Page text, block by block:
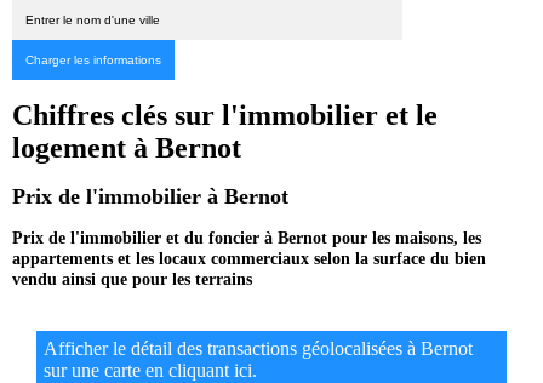
Chiffres clés sur l'immobilier et le
logement à Bernot
Prix de l'immobilier à Bernot
Prix de l'immobilier et du foncier à Bernot pour les maisons, les
appartements et les locaux commerciaux selon la surface du bien
vendu ainsi que pour les terrains
Afficher le détail des transactions géolocalisées à Bernot
sur une carte en cliquant ici.